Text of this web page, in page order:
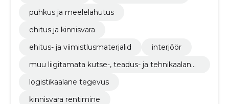
puhkus ja meelelahutus
ehitus ja kinnisvara
ehitus- ja viimistlusmaterjalid
interjöör
muu liigitamata kutse-, teadus- ja tehnikaalane
logistikaalane tegevus
kinnisvara rentimine